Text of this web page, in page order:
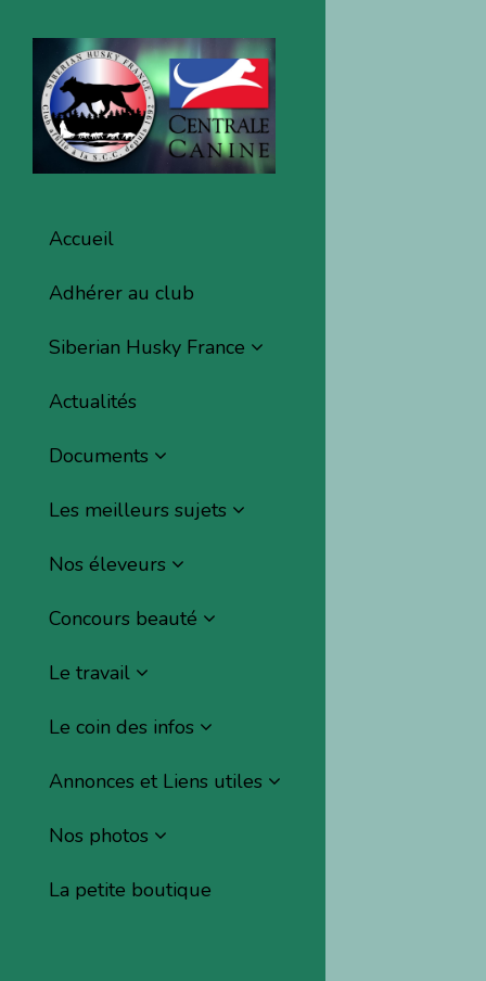
Accueil
Adhérer au club
Siberian Husky France
Actualités
Documents
Les meilleurs sujets
Nos éleveurs
Concours beauté
Le travail
Le coin des infos
Annonces et Liens utiles
Nos photos
La petite boutique